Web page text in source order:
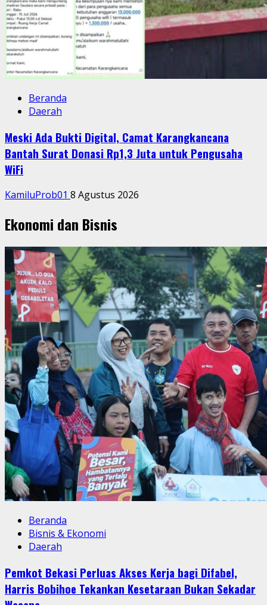
Beranda
Daerah
Meski Ada Bukti Digital, Camat Karangkancana
Bantah Surat Donasi Rp1,3 Juta untuk Pengusaha
WiFi
KamiluProb01 8 Agustus 2026
Ekonomi dan Bisnis
Beranda
Bisnis & Ekonomi
Daerah
Pemkot Bekasi Perluas Akses Kerja bagi Difabel,
Harris Bobihoe Tekankan Kesetaraan Bukan Sekadar